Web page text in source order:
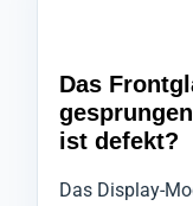
Das
ist defekt?
Das Display-